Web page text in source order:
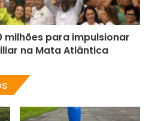
milhões para impulsionar
na Mata Atlântica